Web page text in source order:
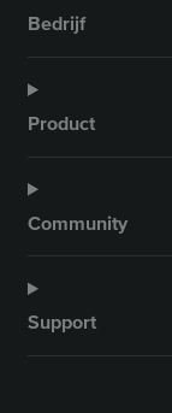
Bedrijf
Product
Community
Support